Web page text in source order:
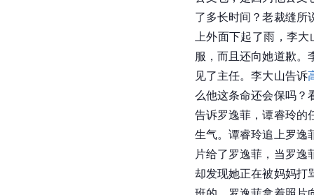
了多长时间？老裁缝所
上外面下起了雨，李
服，而且还向她道歉。
见了主任。李大山告诉
么他这条命还会保吗？
告诉罗逸菲，谭睿玲的
生气。谭睿玲追上罗逸
片给了罗逸菲，当罗
却发现她正在被妈妈打